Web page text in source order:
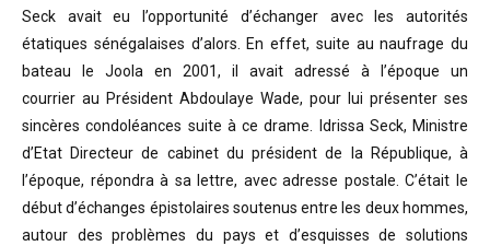
Seck avait eu l’opportunité d’échanger avec les autorités
étatiques sénégalaises d’alors. En effet, suite au naufrage du
bateau le Joola en 2001, il avait adressé à l’époque un
courrier au Président Abdoulaye Wade, pour lui présenter ses
sincères condoléances suite à ce drame. Idrissa Seck, Ministre
d’Etat Directeur de cabinet du président de
la République, à
l’époque, répondra à sa lettre, avec adresse postale. C’était le
début d’échanges épistolaires soutenus entre les deux hommes,
autour des problèmes du pays et d’esquisses de solutions